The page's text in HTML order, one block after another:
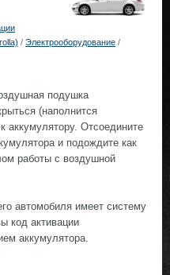
/ Электрооборудование /
подушка
(наполнится
аккумулятору. Отсоедините
и подождите как
работы с воздушной
автомобиля имеет систему
код активации
аккумулятора.